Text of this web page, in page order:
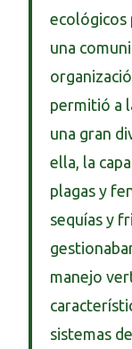
ecológicos
una
permitió a
una gran
ella, la
plagas y
sequías y
manejo
sistemas